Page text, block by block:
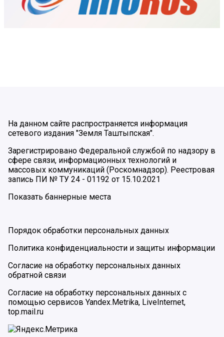
На данном сайте распространяется информация
сетевого издания "Земля Таштыпская".
Зарегистрировано Федеральной службой по надзору в
сфере связи, информационных технологий и
массовых коммуникаций (Роскомнадзор). Реестровая
запись ПИ № ТУ 24 - 01192 от 15.10.2021
Показать баннерные места
Порядок обработки персональных данных
Политика конфиденциальности и защиты информации
Согласие на обработку персональных данных
обратной связи
Согласие на обработку персональных данных с
помощью сервисов Yandex.Metrika, LiveInternet,
top.mail.ru